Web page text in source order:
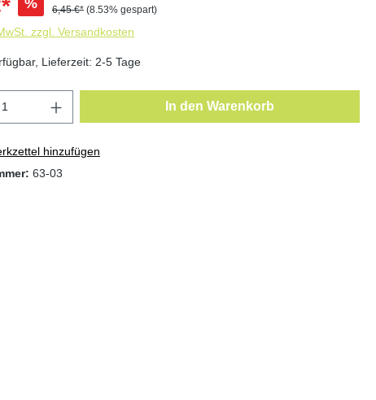
% 6,45 €* (8.53% gespart)
zzgl. Versandkosten
Lieferzeit: 2-5 Tage
In den Warenkorb
hinzufügen
63-03